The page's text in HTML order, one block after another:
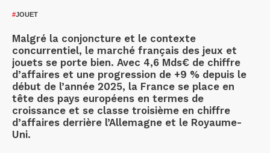
#JOUET
Malgré la conjoncture et le contexte
concurrentiel, le marché français des jeux et
jouets se porte bien. Avec 4,6 Mds€ de chiffre
d’affaires et une progression de +9 % depuis le
début de l’année 2025, la France se place en
tête des pays européens en termes de
croissance et se classe troisième en chiffre
d’affaires derrière l’Allemagne et le Royaume-
Uni.